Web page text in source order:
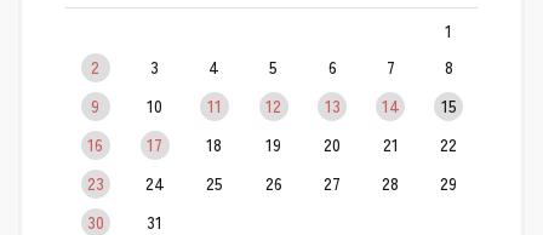
1
2
3 4 5 6 7
8
9
10 11 12 13 14
15
16
17 18 19 20 21
22
23
24 25 26 27 28
29
30
31